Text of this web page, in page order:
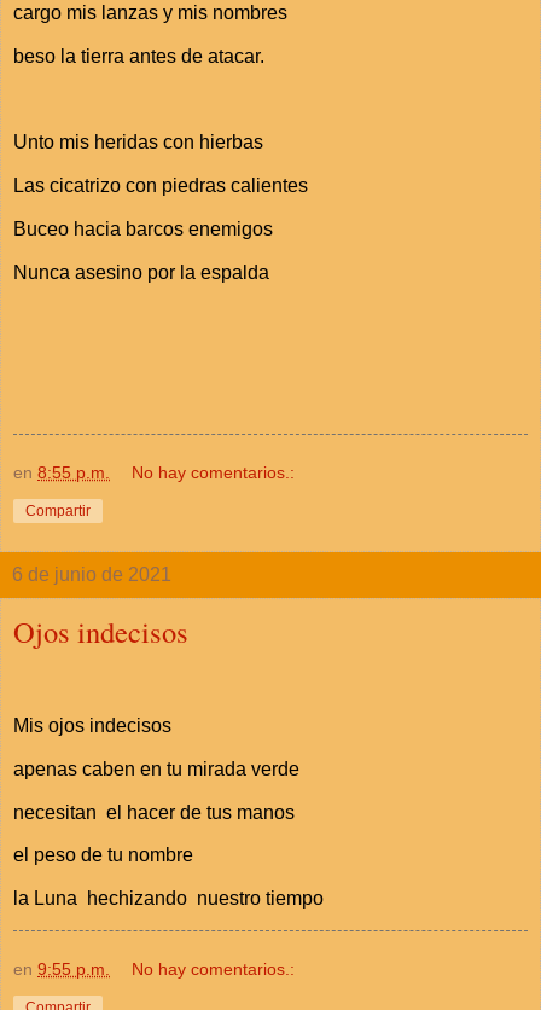
cargo mis lanzas y mis nombres
beso la tierra antes de atacar.
Unto mis heridas con hierbas
Las cicatrizo con piedras calientes
Buceo hacia barcos enemigos
Nunca asesino por la espalda
en 8:55 p.m. No hay comentarios.:
Compartir
6 de junio de 2021
Ojos indecisos
Mis ojos indecisos
apenas caben en tu mirada verde
necesitan el hacer de tus manos
el peso de tu nombre
la Luna hechizando nuestro tiempo
en 9:55 p.m. No hay comentarios.: